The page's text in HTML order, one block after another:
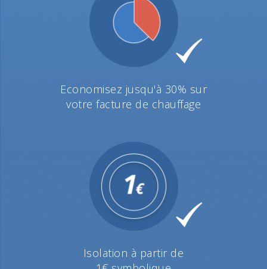
Economisez jusqu'à 30% sur
votre facture de chauffage
Isolation à partir de